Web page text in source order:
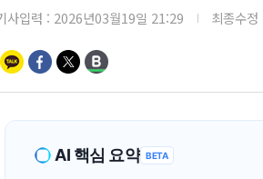
사입력 : 2026년03월19일 21:29 최종수정
AI 핵심 요약 BETA